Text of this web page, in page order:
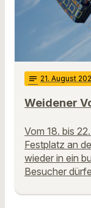
notes 21. August
Weidener
Vom 18. bis
Festplatz an
wieder in ein
Besucher